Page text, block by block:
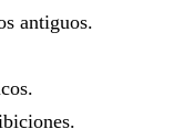
antiguos.